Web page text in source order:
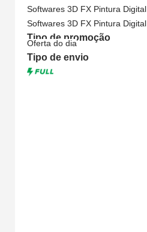
Softwares 3D FX Pintura Digital
Softwares 3D FX Pintura Digital
Tipo de promoção
Oferta do dia
Tipo de envio